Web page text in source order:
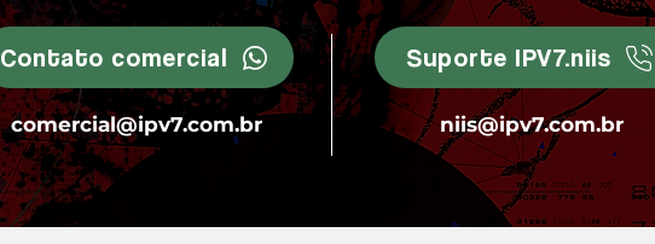
Contato comercial
comercial@ipv7.com.br
Suporte IPV7.niis
niis@ipv7.com.br